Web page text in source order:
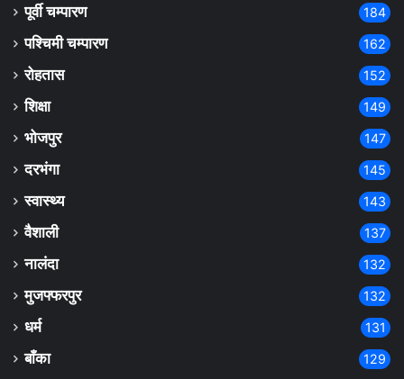
पूर्वी चम्पारण 184
पश्चिमी चम्पारण 162
रोहतास 152
शिक्षा 149
भोजपुर 147
दरभंगा 145
स्वास्थ्य 143
वैशाली 137
नालंदा 132
मुजफ्फरपुर 132
धर्म 131
बाँका 129